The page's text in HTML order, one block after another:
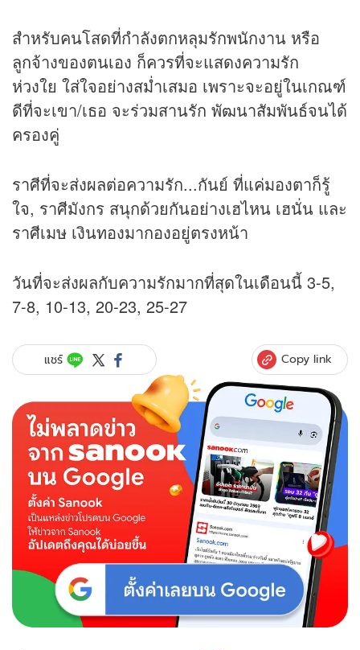
สำหรับคนโสดที่กำลังตกหลุมรักพนักงาน หรือ
ลูกจ้างของตนเอง ก็ควรที่จะแสดงความรัก
ห่วงใย ใส่ใจอย่างสม่ำเสมอ เพราะจะอยู่ในเกณฑ์
ดีที่จะเขา/เธอ จะร่วมสานรัก พัฒนาสัมพันธ์จนได้
ครองคู่
ราศีที่จะส่งผลต่อความรัก...กันย์ ที่แค่มองตาก็รู้
ใจ, ราศีมังกร สนุกด้วยกันอย่างเฮไหน เฮนั่น และ
ราศีเมษ เงินทองมากองอยู่ตรงหน้า
วันที่จะส่งผลกับความรักมากที่สุดในเดือนนี้ 3-5,
7-8, 10-13, 20-23, 25-27
แชร์ Copy link